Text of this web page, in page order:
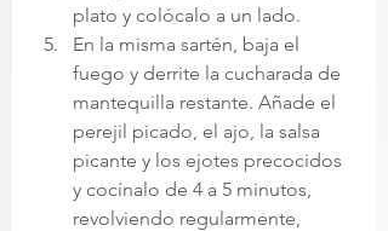
plato y colócalo a un lado.
En la misma sartén, baja el
fuego y derrite la cucharada de
mantequilla restante. Añade el
perejil picado, el ajo, la salsa
picante y los ejotes precocidos
y cocínalo de 4 a 5 minutos,
revolviendo regularmente,